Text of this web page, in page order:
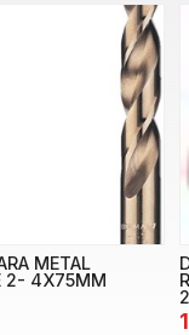
METAL
2- 4X75MM